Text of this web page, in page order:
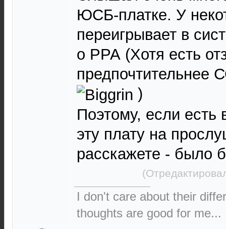
ЮСБ-платке. У
переигрывает в
о РРА (Хотя есть
предпочтительнее
)
Поэтому, если есть
эту плату на
расскажете - было
I don't care about their
thoughts are good for me...